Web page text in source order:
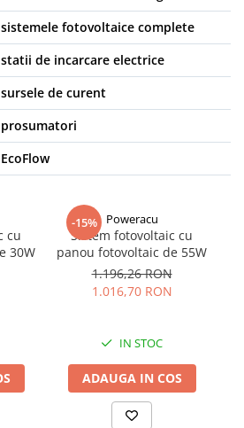
fotovoltaice complete
de incarcare electrice
de curent
cu
30W
-15% Poweracu
Sistem fotovoltaic cu
panou fotovoltaic de 55W
1.196,26 RON
1.016,70 RON
IN STOC
ADAUGA IN COS